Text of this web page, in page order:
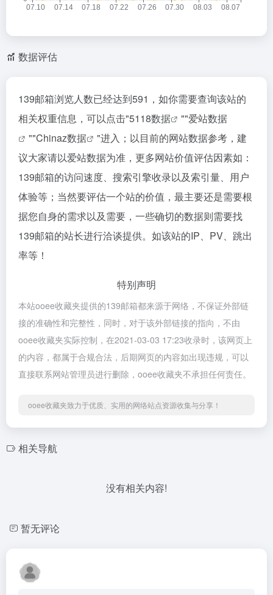
数据评估
139邮箱浏览人数已经达到591，如你需要查询该站的
相关权重信息，可以点击"5118数据 ""爱站数据
""Chinaz数据
"进入；以目前的网站数据参考，建
议大家请以爱站数据为准，更多网站价值评估因素如：
139邮箱的访问速度、搜索引擎收录以及索引量、用户
体验等；当然要评估一个站的价值，最主要还是需要根
据您自身的需求以及需要，一些确切的数据则需要找
139邮箱的站长进行洽谈提供。如该站的IP、PV、跳出
率等！
特别声明
本站ooee收藏夹提供的139邮箱都来源于网络，不保证外部链
接的准确性和完整性，同时，对于该外部链接的指向，不由
ooee收藏夹实际控制，在2021-03-03 17:23收录时，该网页上
的内容，都属于合规合法，后期网页的内容如出现违规，可以
直接联系网站管理员进行删除，ooee收藏夹不承担任何责任。
ooee收藏夹致力于优质、实用的网络站点资源收集与分享！
相关导航
没有相关内容!
暂无评论